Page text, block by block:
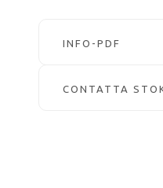
INFO-PDF
CONTATTA